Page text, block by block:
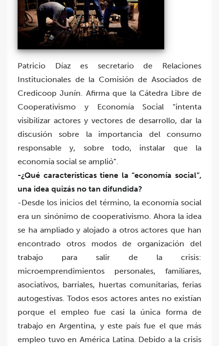
Patricio Díaz es secretario de Relaciones
Institucionales de la Comisión de Asociados de
Credicoop Junín. Afirma que la Cátedra Libre de
Cooperativismo y Economía Social “intenta
visibilizar actores y vectores de desarrollo, dar la
discusión sobre la importancia del consumo
responsable y, sobre todo, instalar que la
economía social se amplió”.
-¿Qué características tiene la “economía social”,
una idea quizás no tan difundida?
-Desde los inicios del término, la economía social
era un sinónimo de cooperativismo. Ahora la idea
se ha ampliado y alojado a otros actores que han
encontrado otros modos de organización del
trabajo para salir de la crisis:
microemprendimientos personales, familiares,
asociativos, barriales, huertas comunitarias, ferias
autogestivas. Todos esos actores antes no existían
porque el empleo fue casi la única forma de
trabajo en Argentina, y este país fue el que más
empleo tuvo en América Latina. Debido a la crisis